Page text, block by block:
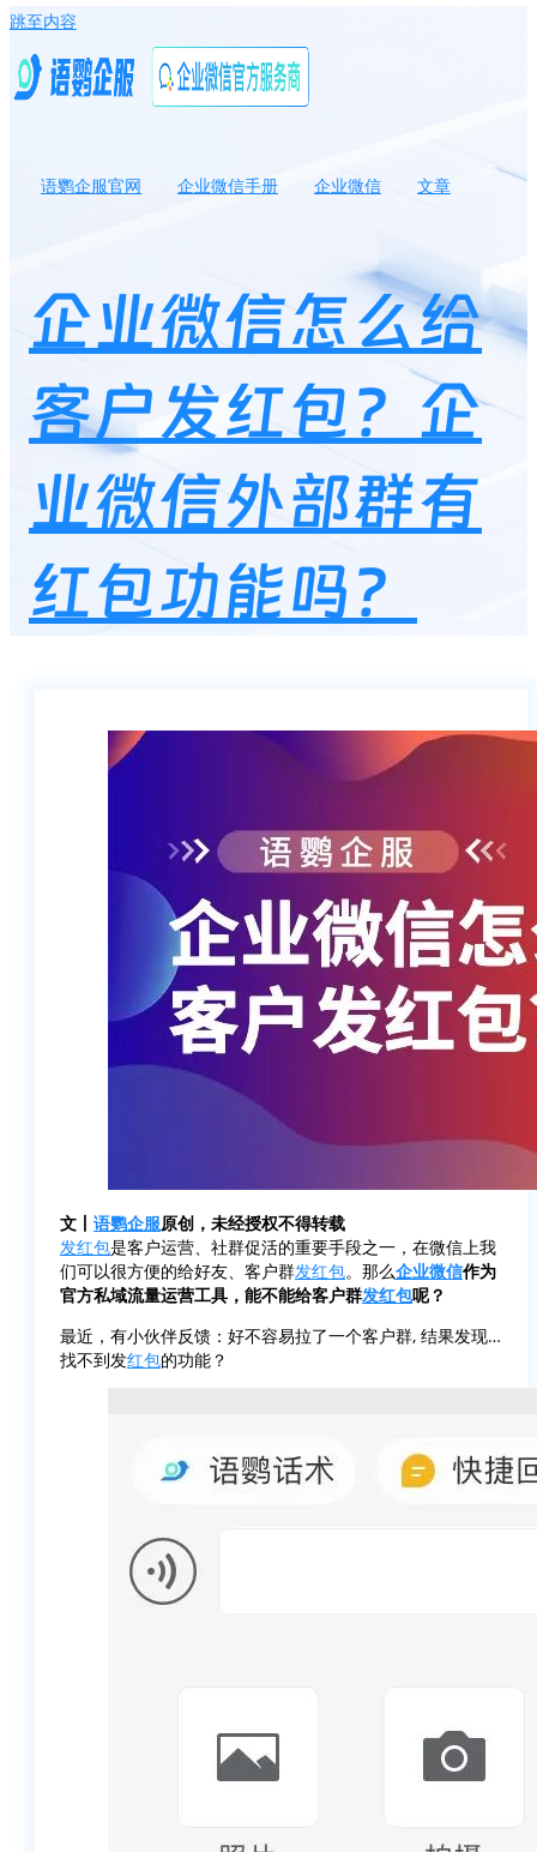
跳至内容
语鹦企服官网 企业微信手册 企业微信
文章
企业微信怎么给
客户发红包？企
业微信外部群有
红包功能吗？
文丨 语鹦企服原创，未经授权不得转载
发红包是客户运营、社群促活的重要手段之一，在微信上我
们可以很方便的给好友、客户群发红包。那么企业微信作为
官方私域流量运营工具，能不能给客户群发红包呢？
最近，有小伙伴反馈：好不容易拉了一个客户群, 结果发现…
找不到发红包的功能？